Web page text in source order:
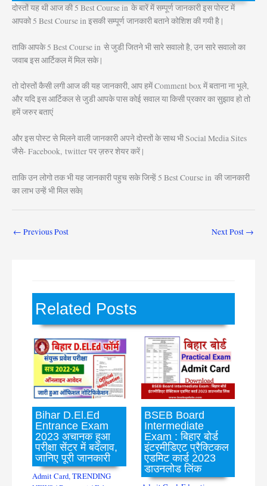
दोस्तों यह थी आज की 5 Best Course in के बारें में सम्पूर्ण जानकारी इस पोस्ट में
आपको 5 Best Course in इसकी सम्पूर्ण जानकारी बताने कोशिश की गयी है |
ताकि आपके 5 Best Course in से जुडी जितने भी सारे सवालो है, उन सारे सवालो का
जवाब इस आर्टिकल में मिल सके |
तो दोस्तों कैसी लगी आज की यह जानकारी, आप हमें Comment box में बताना ना भूले,
और यदि इस आर्टिकल से जुडी आपके पास कोई सवाल या किसी प्रकार का सुझाव हो तो
हमें जरुर बताएं
और इस पोस्ट से मिलने वाली जानकारी अपने दोस्तों के साथ भी Social Media Sites
जैसे- Facebook, twitter पर ज़रुर शेयर करें |
ताकि उन लोगो तक भी यह जानकारी पहुच सके जिन्हें 5 Best Course in की जानकारी
का लाभ उन्हें भी मिल सके|
← Previous Post Next Post →
Related Posts
Bihar D.El.Ed
Entrance Exam
2023 अचानक हुआ
परीक्षा सेंटर में बदलाव,
जानिए पूरी जानकारी
Admit Card,TRENDING
BSEB Board
Intermediate
Exam : बिहार बोर्ड
इंटरमीडिएट प्रैक्टिकल
एडमिट कार्ड 2023
डाउनलोड लिंक